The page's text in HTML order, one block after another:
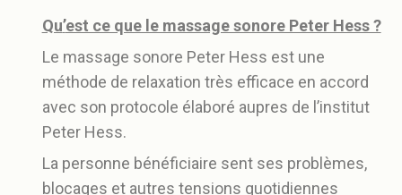
Qu’est ce que le massage sonore Peter Hess ?
Le massage sonore Peter Hess est une
méthode de relaxation très efficace en accord
avec son protocole élaboré aupres de l’institut
Peter Hess.
La personne bénéficiaire sent ses problèmes,
blocages et autres tensions quotidiennes